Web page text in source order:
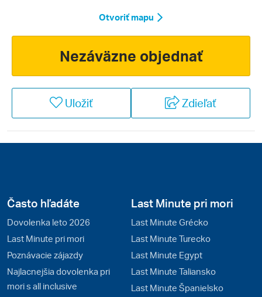
Otvoriť mapu
Nezáväzne objednať
Uložiť Zdieľať
Často hľadáte
Dovolenka leto 2026
Last Minute pri mori
Poznávacie zájazdy
Najlacnejšia dovolenka pri
mori s all inclusive
Last Minute pri mori
Last Minute Grécko
Last Minute Turecko
Last Minute Egypt
Last Minute Taliansko
Last Minute Španielsko